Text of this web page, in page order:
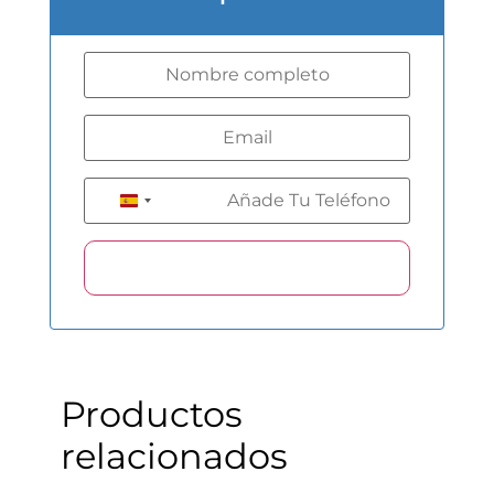
Spain +34
Productos
relacionados